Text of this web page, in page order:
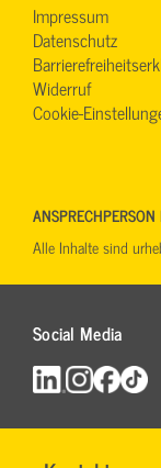
Impressum
Datenschutz
Widerruf
Cookie-
Social Media
ANSPRECHPERSON
Alle Inhalte sind